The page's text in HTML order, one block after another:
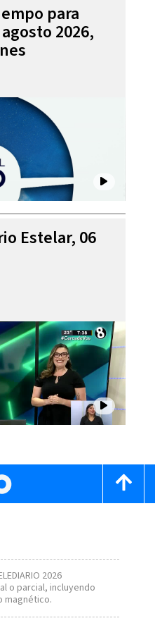
para
2026,
Estelar, 06
2026
o parcial, incluyendo
magnético.